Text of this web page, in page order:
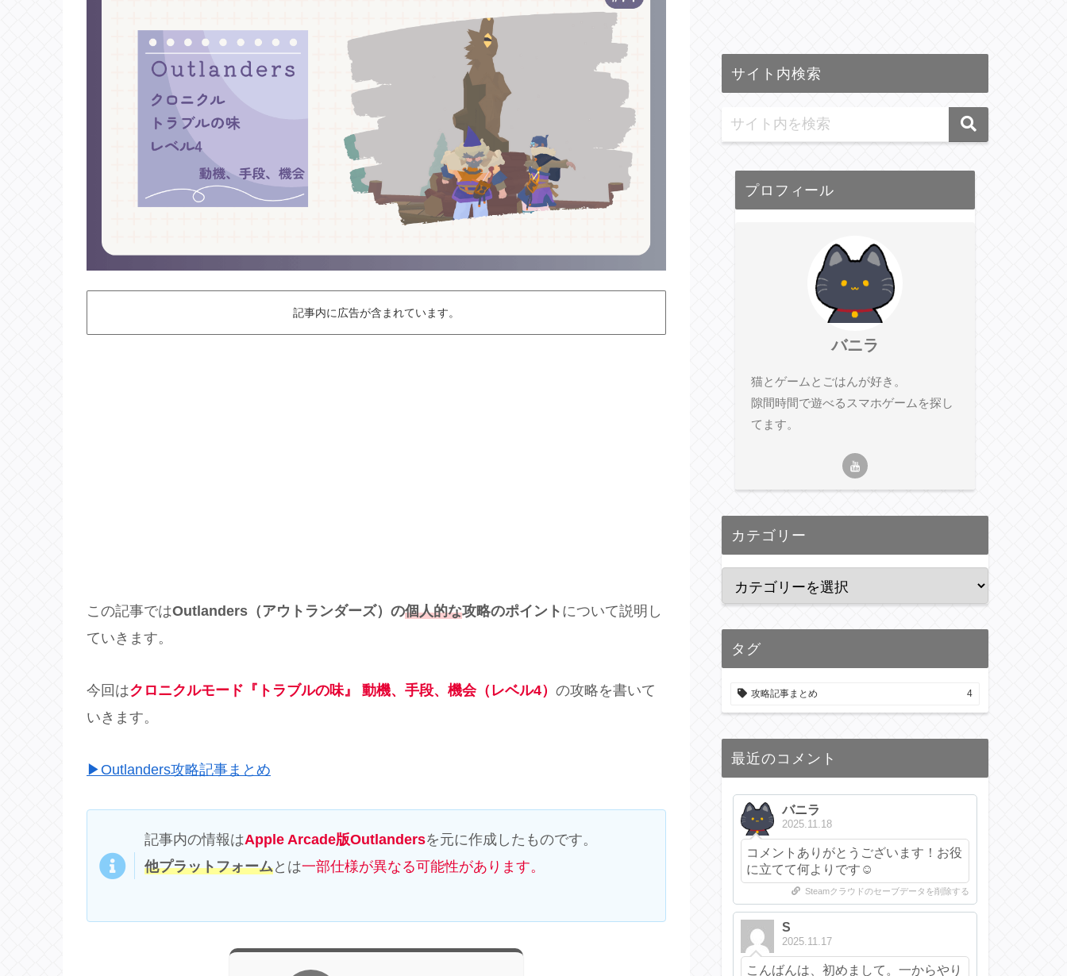
記事内に広告が含まれています。
この記事ではOutlanders（アウトランダーズ）の個人的な攻略のポイント について説明し
ていきます。
今回はクロニクルモード『トラブルの味』 動機、手段、機会（レベル4） の攻略を書いて
いきます。
▶Outlanders攻略記事まとめ
記事内の情報はApple Arcade版Outlandersを元に作成したものです。
他プラットフォームとは一部仕様が異なる可能性があります。
サイト内検索
プロフィール
バニラ
猫とゲームとごはんが好き。
隙間時間で遊べるスマホゲームを探し
てます。
カテゴリー
タグ
攻略記事まとめ 4
最近のコメント
バニラ
2025.11.18
コメントありがとうございます！お役
に立てて何よりです☺️
Steamクラウドのセーブデータを削除する
S
2025.11.17
こんばんは、初めまして。一からやり